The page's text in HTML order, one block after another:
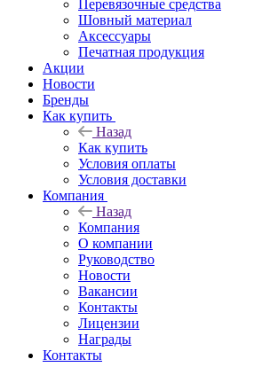
Перевязочные средства
Шовный материал
Аксессуары
Печатная продукция
Акции
Новости
Бренды
Как купить
Назад
Как купить
Условия оплаты
Условия доставки
Компания
Назад
Компания
О компании
Руководство
Новости
Вакансии
Контакты
Лицензии
Награды
Контакты